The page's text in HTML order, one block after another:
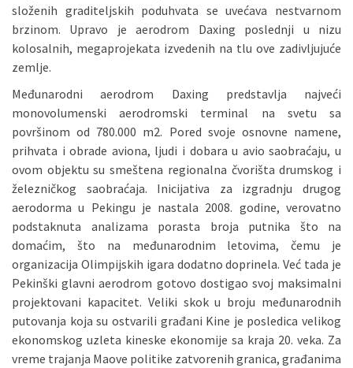
složenih graditeljskih poduhvata se uvećava nestvarnom
brzinom. Upravo je aerodrom Daxing poslednji u nizu
kolosalnih, megaprojekata izvedenih na tlu ove zadivljujuće
zemlje.
Međunarodni aerodrom Daxing predstavlja najveći
monovolumenski aerodromski terminal na svetu sa
površinom od 780.000 m2. Pored svoje osnovne namene,
prihvata i obrade aviona, ljudi i dobara u avio saobraćaju, u
ovom objektu su smeštena regionalna čvorišta drumskog i
železničkog saobraćaja. Inicijativa za izgradnju drugog
aerodorma u Pekingu je nastala 2008. godine, verovatno
podstaknuta analizama porasta broja putnika što na
domaćim, što na međunarodnim letovima, čemu je
organizacija Olimpijskih igara dodatno doprinela. Već tada je
Pekinški glavni aerodrom gotovo dostigao svoj maksimalni
projektovani kapacitet. Veliki skok u broju međunarodnih
putovanja koja su ostvarili građani Kine je posledica velikog
ekonomskog uzleta kineske ekonomije sa kraja 20. veka. Za
vreme trajanja Maove politike zatvorenih granica, građanima